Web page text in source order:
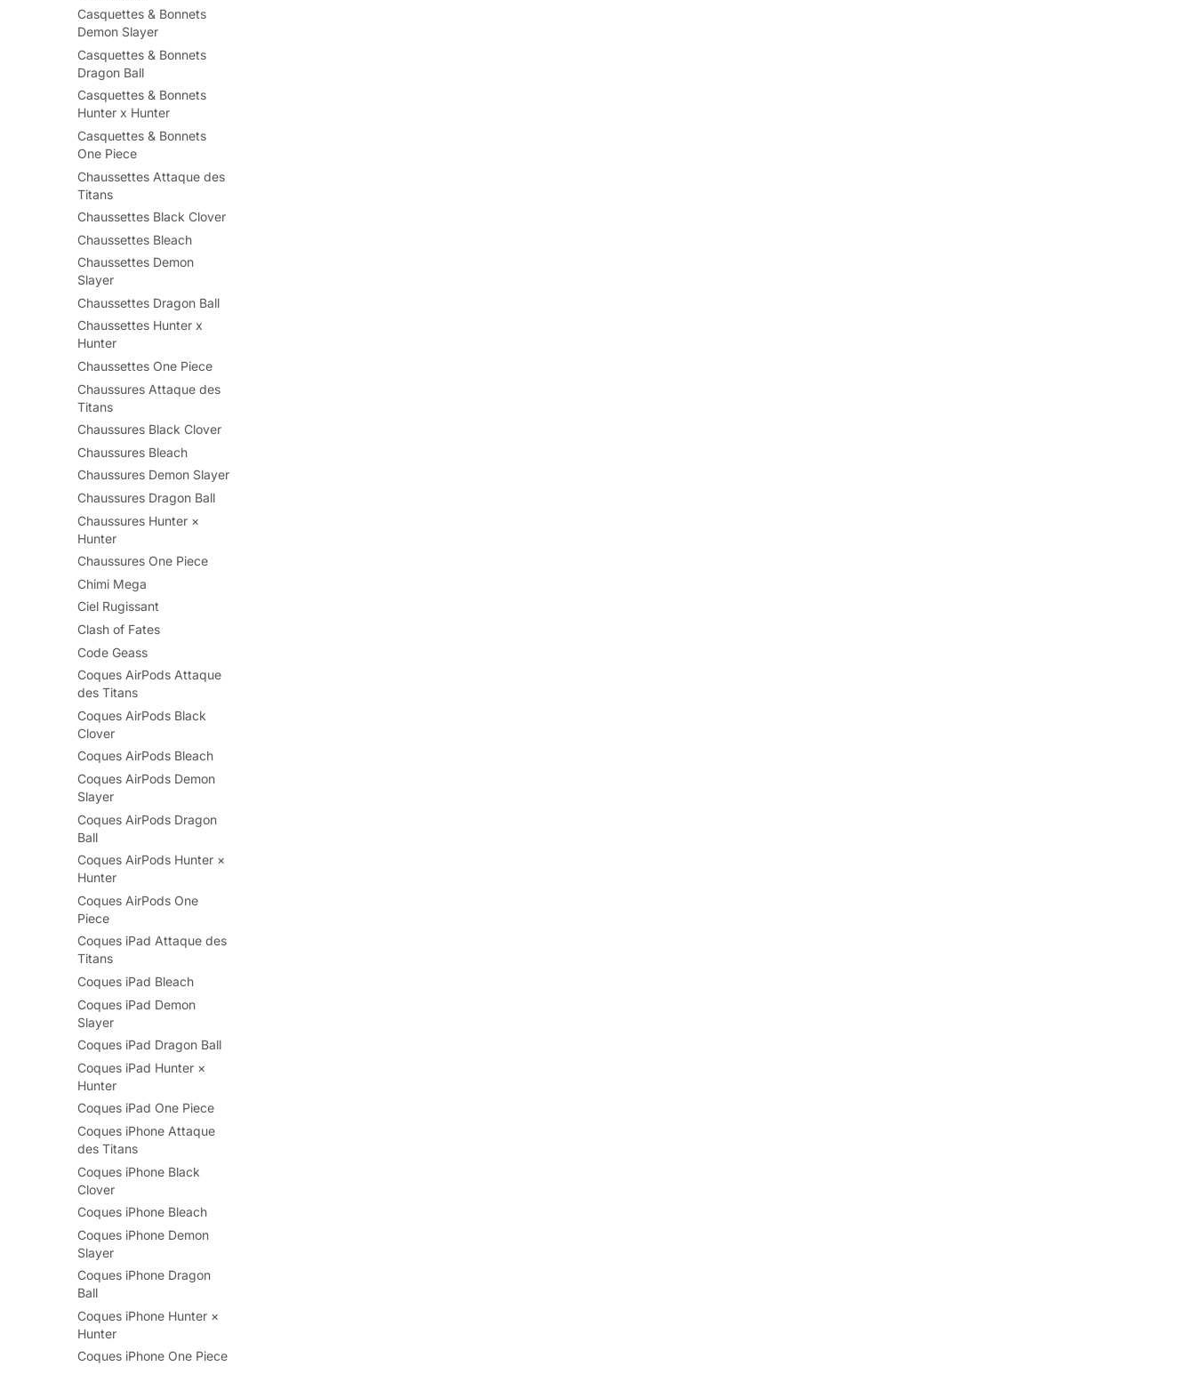
Casquettes & Bonnets
Demon Slayer
Casquettes & Bonnets
Dragon Ball
Casquettes & Bonnets
Hunter x Hunter
Casquettes & Bonnets
One Piece
Chaussettes Attaque des
Titans
Chaussettes Black Clover
Chaussettes Bleach
Chaussettes Demon
Slayer
Chaussettes Dragon Ball
Chaussettes Hunter x
Hunter
Chaussettes One Piece
Chaussures Attaque des
Titans
Chaussures Black Clover
Chaussures Bleach
Chaussures Demon Slayer
Chaussures Dragon Ball
Chaussures Hunter ×
Hunter
Chaussures One Piece
Chimi Mega
Ciel Rugissant
Clash of Fates
Code Geass
Coques AirPods Attaque
des Titans
Coques AirPods Black
Clover
Coques AirPods Bleach
Coques AirPods Demon
Slayer
Coques AirPods Dragon
Ball
Coques AirPods Hunter ×
Hunter
Coques AirPods One
Piece
Coques iPad Attaque des
Titans
Coques iPad Bleach
Coques iPad Demon
Slayer
Coques iPad Dragon Ball
Coques iPad Hunter ×
Hunter
Coques iPad One Piece
Coques iPhone Attaque
des Titans
Coques iPhone Black
Clover
Coques iPhone Bleach
Coques iPhone Demon
Slayer
Coques iPhone Dragon
Ball
Coques iPhone Hunter ×
Hunter
Coques iPhone One Piece